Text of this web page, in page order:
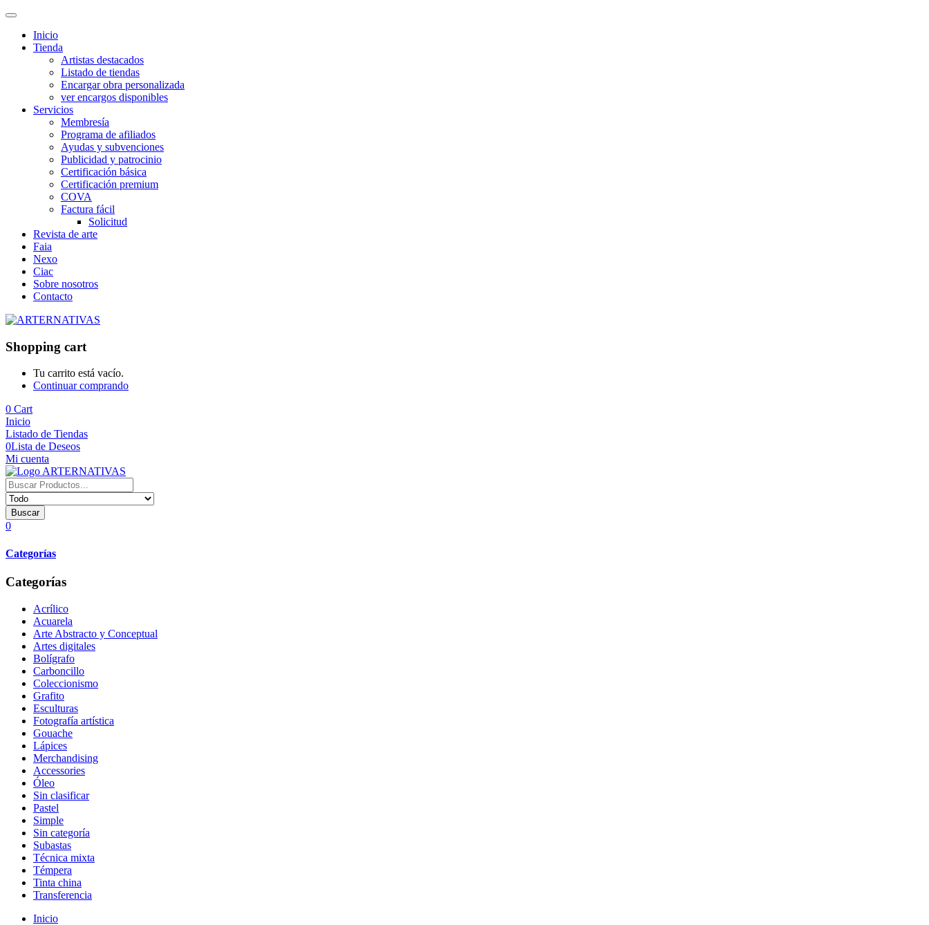
Inicio
Tienda
Artistas destacados
Listado de tiendas
Encargar obra personalizada
ver encargos disponibles
Servicios
Membresía
Programa de afiliados
Ayudas y subvenciones
Publicidad y patrocinio
Certificación básica
Certificación premium
COVA
Factura fácil
Solicitud
Revista de arte
Faia
Nexo
Ciac
Sobre nosotros
Contacto
Shopping cart
Tu carrito está vacío.
Continuar comprando
0 Cart
Inicio
Listado de Tiendas
0Lista de Deseos
Mi cuenta
Buscar
0
Categorías
Categorías
Acrílico
Acuarela
Arte Abstracto y Conceptual
Artes digitales
Bolígrafo
Carboncillo
Coleccionismo
Grafito
Esculturas
Fotografía artística
Gouache
Lápices
Merchandising
Accessories
Óleo
Sin clasificar
Pastel
Simple
Sin categoría
Subastas
Técnica mixta
Témpera
Tinta china
Transferencia
Inicio